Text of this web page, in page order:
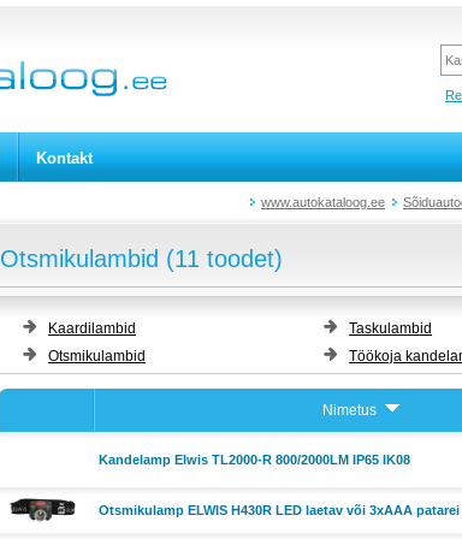
Kontakt
www.autokataloog.ee
Otsmikulambid (11 toodet)
Kaardilambid
Otsmikulambid
Taskulambid
Töökoja
Nimetus
Kandelamp Elwis TL2000-R 800/2000LM IP65 IK08
Otsmikulamp ELWIS H430R LED laetav või 3xAAA patarei